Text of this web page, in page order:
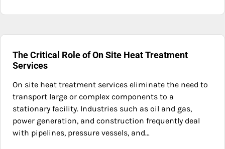
The Critical Role of On Site Heat Treatment
Services
On site heat treatment services eliminate the need to
transport large or complex components to a
stationary facility. Industries such as oil and gas,
power generation, and construction frequently deal
with pipelines, pressure vessels, and…